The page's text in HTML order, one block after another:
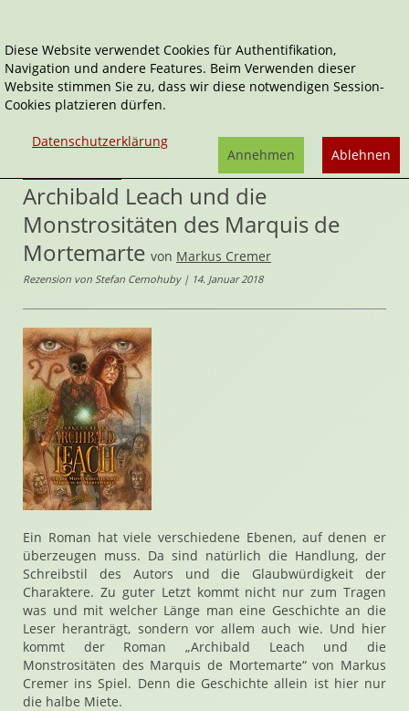
Home Belletristik
Archibald Leach und die Monstrositäten des Marquis
de Mortemarte
Archibald Leach und die
Monstrositäten des Marquis de
Mortemarte von Markus Cremer
Rezension von Stefan Cernohuby | 14. Januar 2018
Ein Roman hat viele verschiedene Ebenen, auf denen er
überzeugen muss. Da sind natürlich die Handlung, der
Schreibstil des Autors und die Glaubwürdigkeit der
Charaktere. Zu guter Letzt kommt nicht nur zum Tragen
was und mit welcher Länge man eine Geschichte an die
Leser heranträgt, sondern vor allem auch wie. Und hier
kommt der Roman „Archibald Leach und die
Monstrositäten des Marquis de Mortemarte“ von Markus
Cremer ins Spiel. Denn die Geschichte allein ist hier nur
die halbe Miete.
Diese Website verwendet Cookies für Authentifikation,
Navigation und andere Features. Beim Verwenden dieser
Website stimmen Sie zu, dass wir diese notwendigen Session-
Cookies platzieren dürfen.
Datenschutzerklärung
Ablehnen
Annehmen